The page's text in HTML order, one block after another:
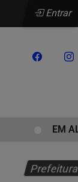
Entrar
HYUNDAI LEVA
EM